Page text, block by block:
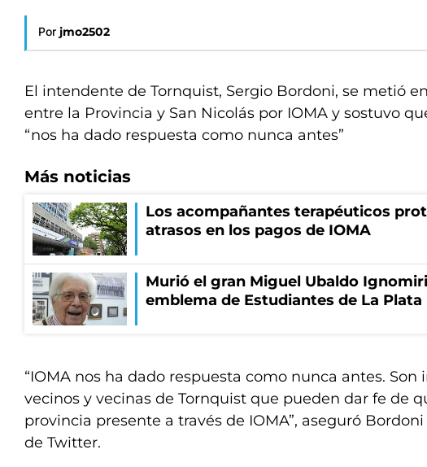
Por jmo2502
El intendente de Tornquist, Sergio Bordoni, se metió
entre la Provincia y San Nicolás por IOMA y sostuvo
“nos ha dado respuesta como nunca antes”
Más noticias
Los acompañantes terapéuticos
atrasos en los pagos de IOMA
Murió el gran Miguel Ubaldo
emblema de Estudiantes de La Plata
“IOMA nos ha dado respuesta como nunca antes. Son
vecinos y vecinas de Tornquist que pueden dar fe de
provincia presente a través de IOMA”, aseguró
de Twitter.